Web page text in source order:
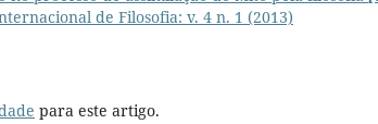
de Filosofia: v. 4 n. 1 (2013)
para este artigo.